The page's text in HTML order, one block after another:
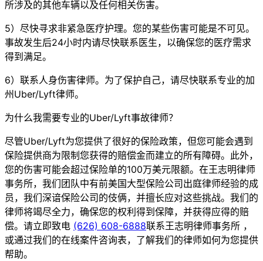
所涉及的其他车辆以及任何相关伤害。
5）尽快寻求非紧急医疗护理。您的某些伤害可能是不可见。
事故发生后24小时内请尽快联系医生，以确保您的医疗需求
得到满足。
6）联系人身伤害律师。为了保护自己，请尽快联系专业的加
州Uber/Lyft律师。
为什么我需要专业的Uber/Lyft事故律师？
尽管Uber/Lyft为您提供了很好的保险政策，但您可能会遇到
保险提供商为限制您获得的赔偿金而建立的所有障碍。此外，
您的伤害可能会超过保险单的100万美元限额。在王志明律师
事务所，我们团队中有前美国大型保险公司出庭律师经验的成
员，我们深谙保险公司的伎俩，并擅长应对这些挑战。我们的
律师将竭尽全力，确保您的权利得到保障，并获得应得的赔
偿。请立即致电 (626) 608-6888联系王志明律师事务所 ，
或通过我们的在线案件咨询表，了解我们的律师如何为您提供
帮助。